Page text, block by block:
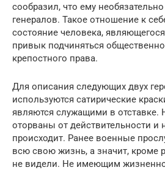
сообразил, что ему необязательно
генералов. Такое отношение к
состояние человека,
привык подчиняться
крепостного права.
Для описания следующих двух
используются сатирические
являются служащими в отставке.
оторваны от действительности и
происходит. Ранее военные
всю свою жизнь, а значит, кроме
не видели. Не имеющим